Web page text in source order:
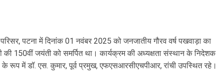
पटना में दिनांक 01 नवंबर 2025 को जनजातीय गौरव वर्ष पखवाड़ा का
150वीं जयंती को समर्पित था। कार्यक्रम की अध्यक्षता संस्थान के निदेशक
रूप में डॉ. एस. कुमार, पूर्व प्रमुख, एफएसआरसीएचपीआर, रांची उपस्थित रहे।